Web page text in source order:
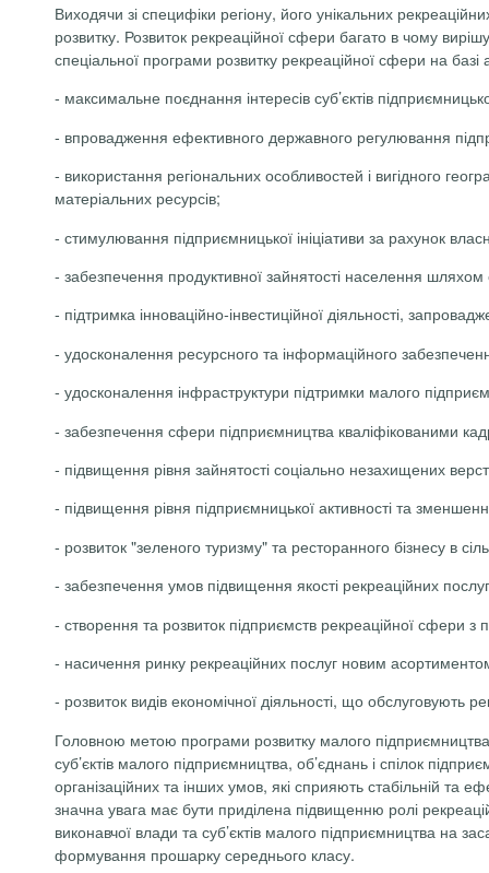
Виходячи зі специфіки регіону, його унікальних
розвитку. Розвиток рекреаційної сфери багато в чому
спеціальної програми розвитку рекреаційної сфери на
- максимальне поєднання інтересів суб’єктів
- впровадження ефективного державного регулювання
- використання регіональних особливостей і вигідного
матеріальних ресурсів;
- стимулювання підприємницької ініціативи за рахунок
- забезпечення продуктивної зайнятості населення
- підтримка інноваційно-інвестиційної діяльності,
- удосконалення ресурсного та інформаційного
- удосконалення інфраструктури підтримки малого
- забезпечення сфери підприємництва кваліфікованими
- підвищення рівня зайнятості соціально незахищених
- підвищення рівня підприємницької активності та
- розвиток "зеленого туризму" та ресторанного бізнесу в
- забезпечення умов підвищення якості рекреаційних
- створення та розвиток підприємств рекреаційної сфери з
- насичення ринку рекреаційних послуг новим
- розвиток видів економічної діяльності, що обслуговують
Головною метою програми розвитку малого
суб’єктів малого підприємництва, об’єднань і спілок
організаційних та інших умов, які сприяють стабільній та
значна увага має бути приділена підвищенню ролі
виконавчої влади та суб’єктів малого підприємництва на
формування прошарку середнього класу.